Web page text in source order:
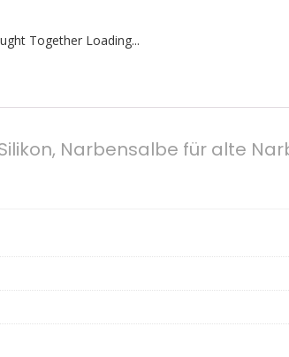
Together Loading...
Narbensalbe für alte